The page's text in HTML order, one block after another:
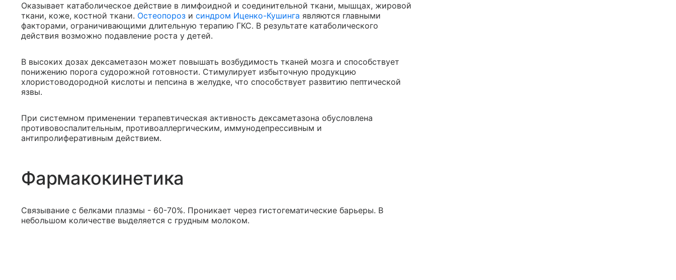
Оказывает катаболическое действие в лимфоидной и соединительной ткани, мышцах, жировой
ткани, коже, костной ткани. Остеопороз и синдром Иценко-Кушинга являются главными
факторами, ограничивающими длительную терапию ГКС. В результате катаболического
действия возможно подавление роста у детей.
В высоких дозах дексаметазон может повышать возбудимость тканей мозга и способствует
понижению порога судорожной готовности. Стимулирует избыточную продукцию
хлористоводородной кислоты и пепсина в желудке, что способствует развитию пептической
язвы.
При системном применении терапевтическая активность дексаметазона обусловлена
противовоспалительным, противоаллергическим, иммунодепрессивным и
антипролиферативным действием.
Фармакокинетика
Связывание с белками плазмы - 60-70%. Проникает через гистогематические барьеры. В
небольшом количестве выделяется с грудным молоком.